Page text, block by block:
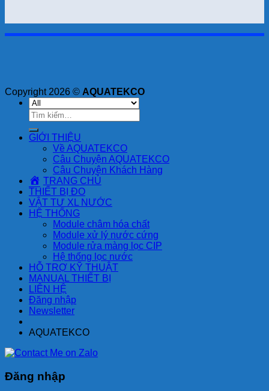
Copyright 2026 © AQUATEKCO
Tìm
kiếm:
GIỚI THIỆU
Về AQUATEKCO
Câu Chuyện AQUATEKCO
Câu Chuyện Khách Hàng
TRANG CHỦ
THIẾT BỊ ĐO
VẬT TƯ XL NƯỚC
HỆ THỐNG
Module châm hóa chất
Module xử lý nước cứng
Module rửa màng lọc CIP
Hệ thống lọc nước
HỖ TRỢ KỸ THUẬT
MANUAL THIẾT BỊ
LIÊN HỆ
Đăng nhập
Newsletter
AQUATEKCO
Đăng nhập